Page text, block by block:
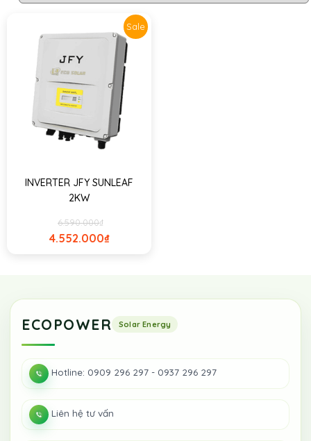
Sale
INVERTER JFY SUNLEAF
2KW
₫
6.590.000
₫
4.552.000
ECOPOWER
Hotline: 0909 296 297 - 0937 296 297
Liên hệ tư vấn